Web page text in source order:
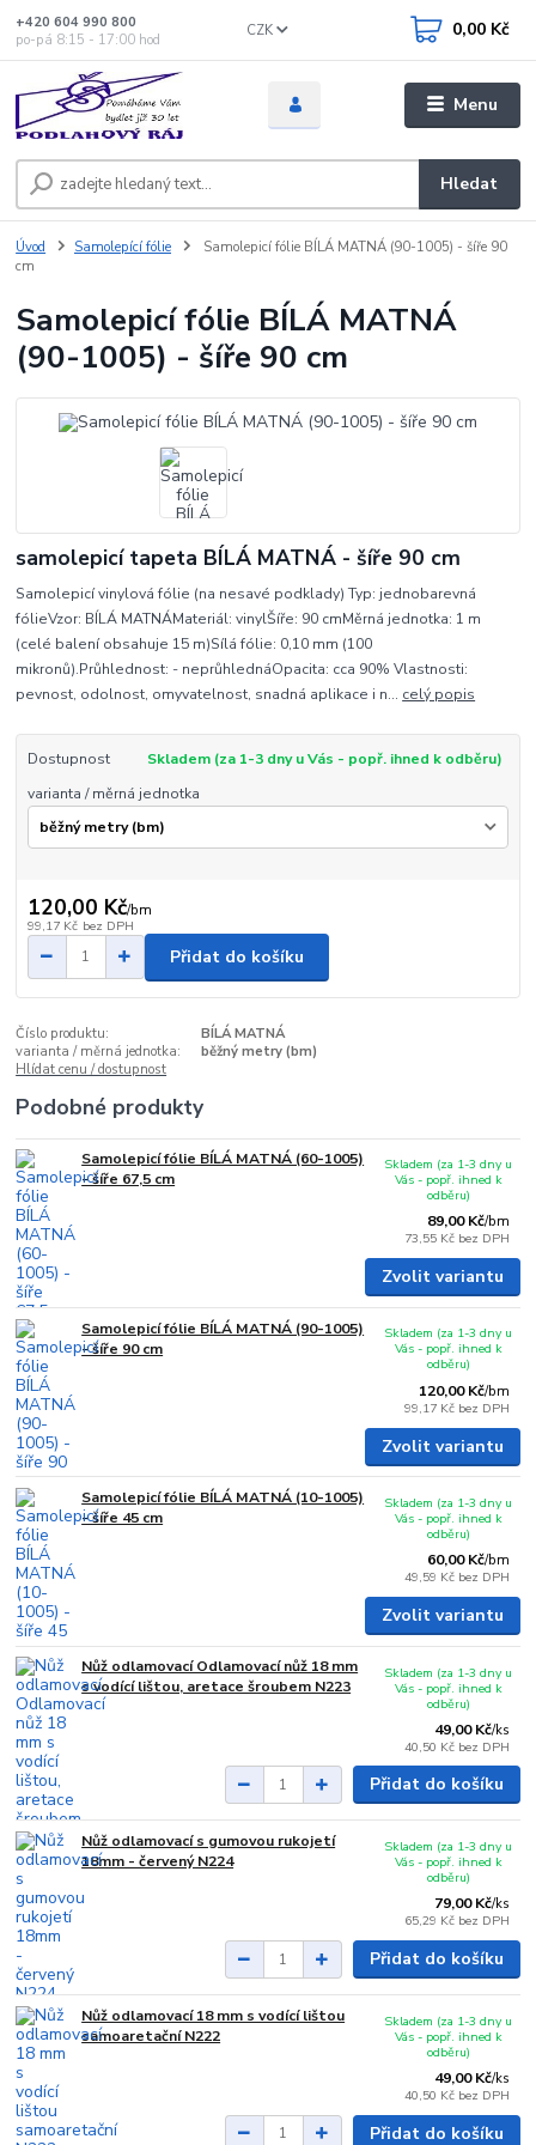
Menu
CZK
Hledat
+420 604 990 800
po-pá 8:15 - 17:00 hod
0,00 Kč
Úvod Samolepící fólie
Samolepicí fólie BÍLÁ MATNÁ (90-1005) - šíře 90
cm
Samolepicí fólie BÍLÁ MATNÁ
(90-1005) - šíře 90 cm
samolepicí tapeta BÍLÁ MATNÁ - šíře 90 cm
Samolepicí vinylová fólie (na nesavé podklady) Typ: jednobarevná
fólieVzor: BÍLÁ MATNÁMateriál: vinylŠíře: 90 cmMěrná jednotka: 1 m
(celé balení obsahuje 15 m)Sílá fólie: 0,10 mm (100
mikronů).Průhlednost: - neprůhlednáOpacita: cca 90% Vlastnosti:
pevnost, odolnost, omyvatelnost, snadná aplikace i n... celý popis
Dostupnost
Skladem (za 1-3 dny u Vás - popř. ihned k odběru)
varianta / měrná jednotka
120,00 Kč/bm
99,17 Kč bez DPH
Přidat do košíku
Číslo produktu:
BÍLÁ MATNÁ
varianta / měrná jednotka:
běžný metry (bm)
Hlídat cenu / dostupnost
Podobné produkty
Samolepicí fólie BÍLÁ MATNÁ (60-1005)
- šíře 67,5 cm
89,00 Kč/bm
73,55 Kč bez DPH
Skladem (za 1-3 dny u
Vás - popř. ihned k
odběru)
Zvolit variantu
Samolepicí fólie BÍLÁ MATNÁ (90-1005)
- šíře 90 cm
120,00 Kč/bm
99,17 Kč bez DPH
Skladem (za 1-3 dny u
Vás - popř. ihned k
odběru)
Zvolit variantu
Samolepicí fólie BÍLÁ MATNÁ (10-1005)
- šíře 45 cm
60,00 Kč/bm
49,59 Kč bez DPH
Skladem (za 1-3 dny u
Vás - popř. ihned k
odběru)
Zvolit variantu
Nůž odlamovací Odlamovací nůž 18 mm
s vodící lištou, aretace šroubem N223
49,00 Kč/ks
40,50 Kč bez DPH
Skladem (za 1-3 dny u
Vás - popř. ihned k
odběru)
Přidat do košíku
Nůž odlamovací s gumovou rukojetí
18mm - červený N224
79,00 Kč/ks
65,29 Kč bez DPH
Skladem (za 1-3 dny u
Vás - popř. ihned k
odběru)
Přidat do košíku
Nůž odlamovací 18 mm s vodící lištou
samoaretační N222
49,00 Kč/ks
40,50 Kč bez DPH
Skladem (za 1-3 dny u
Vás - popř. ihned k
odběru)
Přidat do košíku